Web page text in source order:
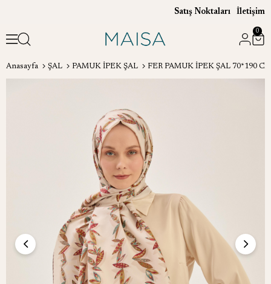
Satış Noktaları İletişim
0
Anasayfa ŞAL PAMUK İPEK ŞAL FER PAMUK İPEK ŞAL 70*190